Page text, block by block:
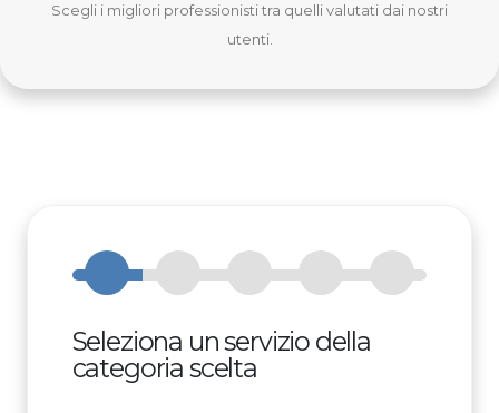
Scegli i migliori professionisti tra quelli valutati dai nostri
utenti.
Seleziona un servizio della
categoria scelta